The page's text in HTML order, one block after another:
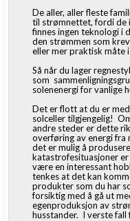
De aller, aller fleste
til strømnettet, fordi de
finnes ingen teknologi i
den strømmen som
eller mer praktisk måte
Så når du lager
som
solenenergi for vanlige
Det er flott at du er
solceller tilgjengelig!
andre steder er dette
overføring av energi
det er mulig å
katastrofesituasjoner
være en interessant
tenkes at det kan
produkter som du har
forsiktig med å gå ut
egenproduksjon av
husstander. I verste